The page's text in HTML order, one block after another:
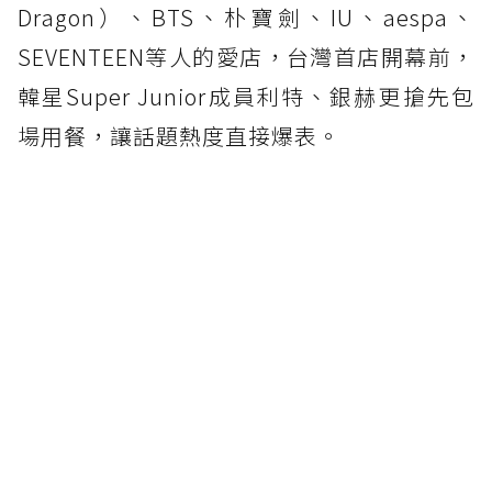
Dragon）、BTS、朴寶劍、IU、aespa、
SEVENTEEN等人的愛店，台灣首店開幕前，
韓星Super Junior成員利特、銀赫更搶先包
場用餐，讓話題熱度直接爆表。